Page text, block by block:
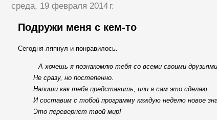
среда, 19 февраля 2014 г.
Подружи меня с кем-то
Сегодня ляпнул и понравилось.
А хочешь я познакомлю тебя со всеми своими
Не сразу, но постепенно.
Напиши как тебя представить, или я сам это сделаю.
И составим с тобой программу каждую неделю новое
Это перевернет твой мир!